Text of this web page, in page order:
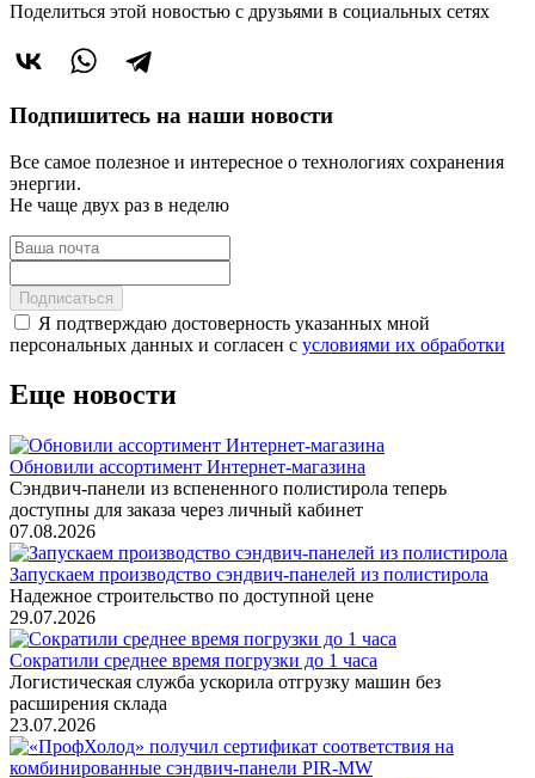
Поделиться этой новостью с друзьями в социальных сетях
Подпишитесь на наши новости
Все самое полезное и интересное о технологиях сохранения
энергии.
Не чаще двух раз в неделю
Подписаться
Я подтверждаю достоверность указанных мной
персональных данных и согласен с условиями их обработки
Еще новости
Обновили ассортимент Интернет-магазина
Сэндвич-панели из вспененного полистирола теперь
доступны для заказа через личный кабинет
07.08.2026
Запускаем производство сэндвич-панелей из полистирола
Надежное строительство по доступной цене
29.07.2026
Сократили среднее время погрузки до 1 часа
Логистическая служба ускорила отгрузку машин без
расширения склада
23.07.2026